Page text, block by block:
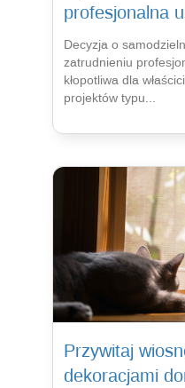
profesjonalna
Decyzja o
zatrudnieniu
kłopotliwa dla
projektów typu...
Przywitaj
dekoracjami